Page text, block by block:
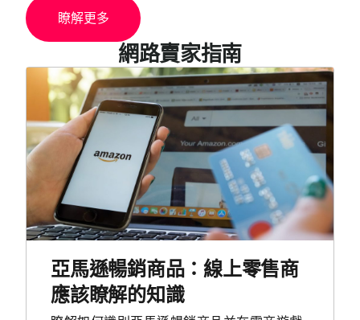
瞭解更多
網路賣家指南
亞馬遜暢銷商品：線上零售商
應該瞭解的知識